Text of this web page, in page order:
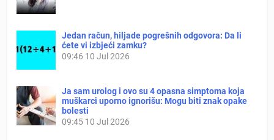
Jedan račun, hiljade pogrešnih odgovora: Da li
ćete vi izbjeći zamku?
09:46 10 Jul 2026
Ja sam urolog i ovo su 4 opasna simptoma koja
muškarci uporno ignorišu: Mogu biti znak opake
bolesti
09:45 10 Jul 2026